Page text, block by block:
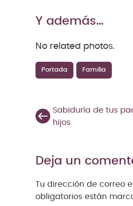
Y además…
No related photos.
Portada Familia
Sabiduría de tus
hijos
Deja un
Tu dirección de correo
obligatorios están